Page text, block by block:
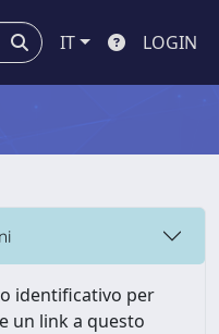
IT LOGIN
identificativo per
un link a questo